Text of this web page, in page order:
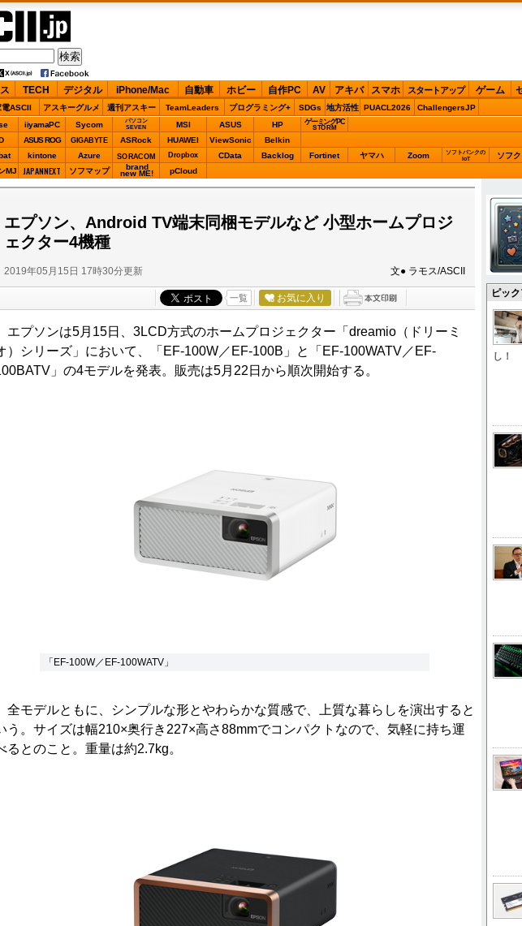
TECH デジタル iPhone/Mac 自動車 ホビー 自作PC AV アキバ スマホ スタートアップ ゲーム
電ASCII アスキーグルメ 週刊アスキー TeamLeaders プログラミング+ SDGs 地方活性 PUACL2026 ChallengersJP
iiyamaPC Sycom
パソコン
SEVEN
MSI ASUS HP ゲーミングPC
STORM
ASUS ROG GIGABYTE ASRock HUAWEI ViewSonic Belkin
kintone Azure SORACOM Dropbox CData Backlog Fortinet ヤマハ Zoom
ソフトバンクの
IoT
ソフク
MJ JAPANNEXT ソフマップ brand
new ME! pCloud
エプソン、Android TV端末同梱モデルなど 小型ホームプロジ
ェクター4機種
2019年05月15日 17時30分更新 文● ラモス/ASCII
一覧 お気に入り
エプソンは5月15日、3LCD方式のホームプロジェクター「dreamio（ドリーミ
）シリーズ」において、「EF-100W／EF-100B」と「EF-100WATV／EF-
」の4モデルを発表。販売は5月22日から順次開始する。
「EF-100W／EF-100WATV」
全モデルともに、シンプルな形とやわらかな質感で、上質な暮らしを演出すると
う。サイズは幅210×奥行き227×高さ88mmでコンパクトなので、気軽に持ち運
るとのこと。重量は約2.7kg。
ピッ
し！